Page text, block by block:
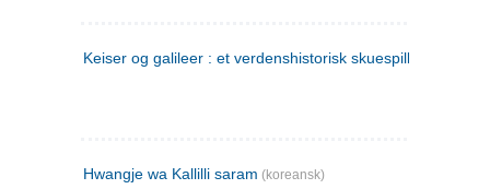
Keiser og galileer : et verdenshistorisk skuespill (1873)
Hwangje wa Kallilli saram (koreansk)